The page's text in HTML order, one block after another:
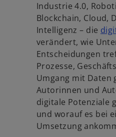
Industrie 4.0,
Blockchain, Cloud,
Intelligenz – die
verändert, wie
Entscheidungen
Prozesse,
Umgang mit Daten
Autorinnen und
digitale Potenziale
und worauf es bei
Umsetzung